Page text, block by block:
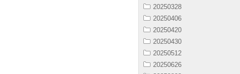
20250328
20250406
20250420
20250430
20250512
20250626